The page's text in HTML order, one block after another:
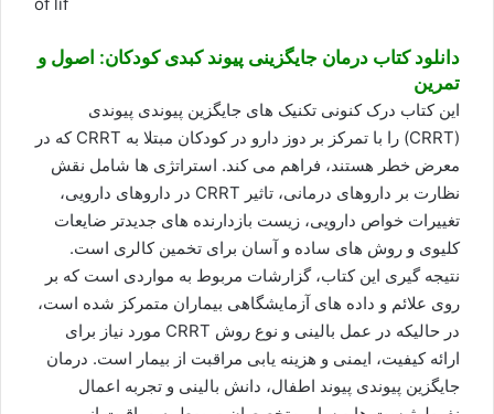
دانلود کتاب درمان جایگزینی پیوند کبدی کودکان: اصول و
تمرین
این کتاب درک کنونی تکنیک های جایگزین پیوندی پیوندی
(CRRT) را با تمرکز بر دوز دارو در کودکان مبتلا به CRRT که در
معرض خطر هستند، فراهم می کند. استراتژی ها شامل نقش
نظارت بر داروهای درمانی، تاثیر CRRT در داروهای دارویی،
تغییرات خواص دارویی، زیست بازدارنده های جدیدتر ضایعات
کلیوی و روش های ساده و آسان برای تخمین کالری است.
نتیجه گیری این کتاب، گزارشات مربوط به مواردی است که بر
روی علائم و داده های آزمایشگاهی بیماران متمرکز شده است،
در حالیکه در عمل بالینی و نوع روش CRRT مورد نیاز برای
ارائه کیفیت، ایمنی و هزینه یابی مراقبت از بیمار است. درمان
جایگزین پیوندی پیوند اطفال، دانش بالینی و تجربه اعمال